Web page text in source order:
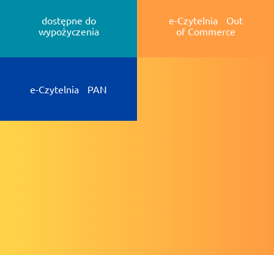
dostępne do
wypożyczenia
e-Czytelnia Out
of Commerce
e-Czytelnia PAN